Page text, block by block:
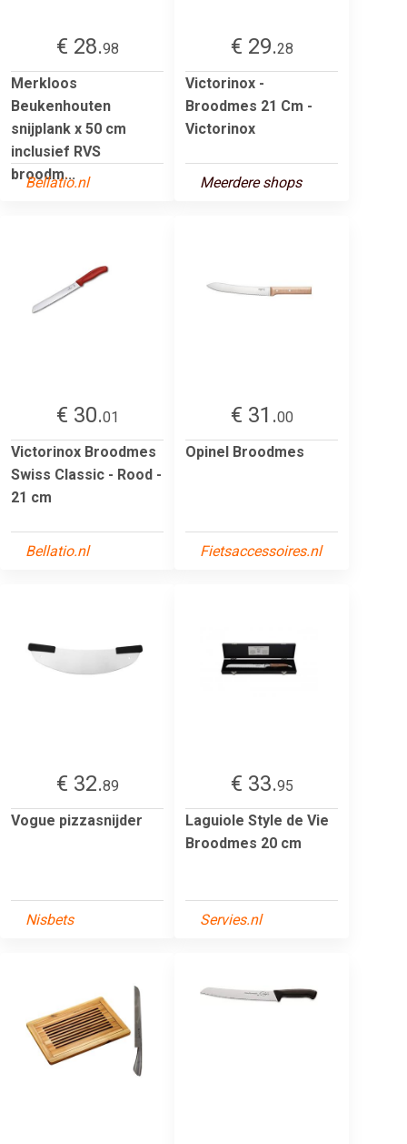
€ 28.98
Merkloos
Beukenhouten
snijplank x 50 cm
inclusief RVS
broodm...
Bellatio.nl
€ 29.28
Victorinox -
Broodmes 21 Cm -
Victorinox
Meerdere shops
€ 30.01
Victorinox Broodmes
Swiss Classic - Rood -
21 cm
Bellatio.nl
€ 31.00
Opinel Broodmes
Fietsaccessoires.nl
€ 32.89
Vogue pizzasnijder
Nisbets
€ 33.95
Laguiole Style de Vie
Broodmes 20 cm
Servies.nl